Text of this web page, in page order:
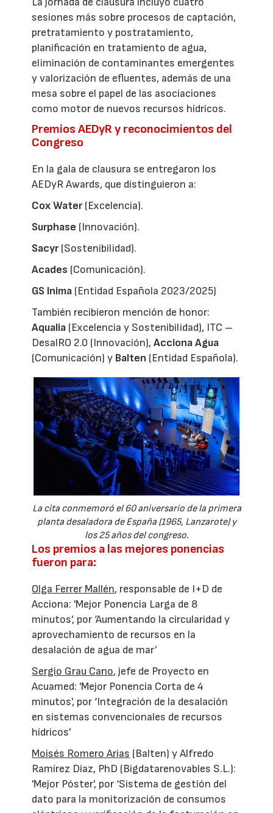
sesiones más sobre procesos de captación,
pretratamiento y postratamiento,
planificación en tratamiento de agua,
eliminación de contaminantes emergentes
y valorización de efluentes, además de una
mesa sobre el papel de las asociaciones
como motor de nuevos recursos hídricos.
Premios AEDyR y reconocimientos del
Congreso
En la gala de clausura se entregaron los
AEDyR Awards, que distinguieron a:
Cox Water(Excelencia).
Surphase (Innovación).
Sacyr(Sostenibilidad).
Acades (Comunicación).
GS Inima (Entidad Española 2023/2025)
También recibieron mención de honor:
Aqualia (Excelencia y Sostenibilidad), ITC –
DesalRO 2.0 (Innovación),Acciona Agua
(Comunicación) y Balten (Entidad Española).
La cita conmemoró el 60 aniversario de la primera
planta desaladora de España (1965, Lanzarote) y
los 25 años del congreso.
Los premios a las mejores ponencias
fueron para:
Olga Ferrer Mallén, responsable de I+D de
Acciona: 'Mejor Ponencia Larga de 8
minutos', por ‘Aumentando la circularidad y
aprovechamiento de recursos en la
desalación de agua de mar’
Sergio Grau Cano, jefe de Proyecto en
Acuamed: 'Mejor Ponencia Corta de 4
minutos', por ‘Integración de la desalación
en sistemas convencionales de recursos
hídricos’
Moisés Romero Arias (Balten) y Alfredo
Ramírez Díaz, PhD (Bigdatarenovables S.L.):
'Mejor Póster', por ‘Sistema de gestión del
dato para la monitorización de consumos